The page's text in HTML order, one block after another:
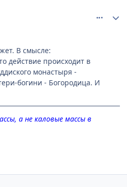
В смысле:
действие происходит в
монастыря -
богини - Богородица. И
а не каловые массы в